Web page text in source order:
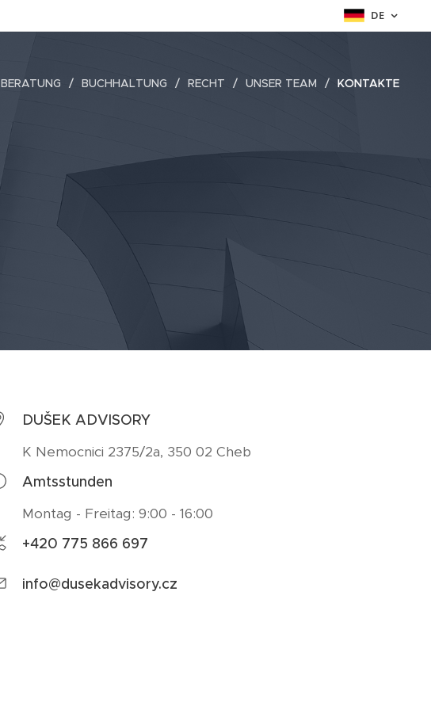
DE
BERATUNG BUCHHALTUNG RECHT UNSER TEAM KONTAKTE
DUŠEK ADVISORY
K Nemocnici 2375/2a, 350 02 Cheb
Amtsstunden
Montag - Freitag: 9:00 - 16:00
+420 775 866 697
info@dusekadvisory.cz